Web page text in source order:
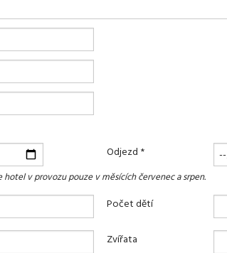
Odjezd *
v provozu pouze v měsících červenec a srpen.
Počet dětí
Zvířata